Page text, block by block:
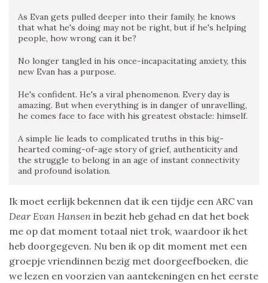
As Evan gets pulled deeper into their family, he knows
that what he's doing may not be right, but if he's helping
people, how wrong can it be?
No longer tangled in his once-incapacitating anxiety, this
new Evan has a purpose.
He's confident. He's a viral phenomenon. Every day is
amazing. But when everything is in danger of unravelling,
he comes face to face with his greatest obstacle: himself.
A simple lie leads to complicated truths in this big-
hearted coming-of-age story of grief, authenticity and
the struggle to belong in an age of instant connectivity
and profound isolation.
Ik moet eerlijk bekennen dat ik een tijdje een ARC van
Dear Evan Hansen in bezit heb gehad en dat het boek
me op dat moment totaal niet trok, waardoor ik het
heb doorgegeven. Nu ben ik op dit moment met een
groepje vriendinnen bezig met doorgeefboeken, die
we lezen en voorzien van aantekeningen en het eerste